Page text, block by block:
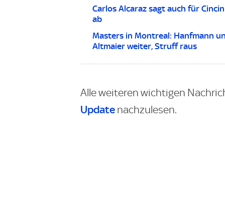
Carlos Alcaraz sagt auch für
ab
Masters in Montreal: Hanfmann
Altmaier weiter, Struff raus
Alle weiteren wichtigen
Update nachzulesen.